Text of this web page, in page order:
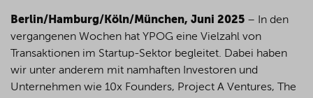
Berlin/Hamburg/Köln/München, Juni 2025 – In den
vergangenen Wochen hat YPOG eine Vielzahl von
Transaktionen im Startup-Sektor begleitet. Dabei haben
wir unter anderem mit namhaften Investoren und
Unternehmen wie 10x Founders, Project A Ventures, The